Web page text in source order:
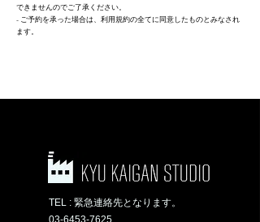
できませんのでご了承ください。
- ご予約を承った場合は、利用規約の全てに同意したものとみなされ
ます。
TEL : 緊急連絡先となります。
03-6453-7625